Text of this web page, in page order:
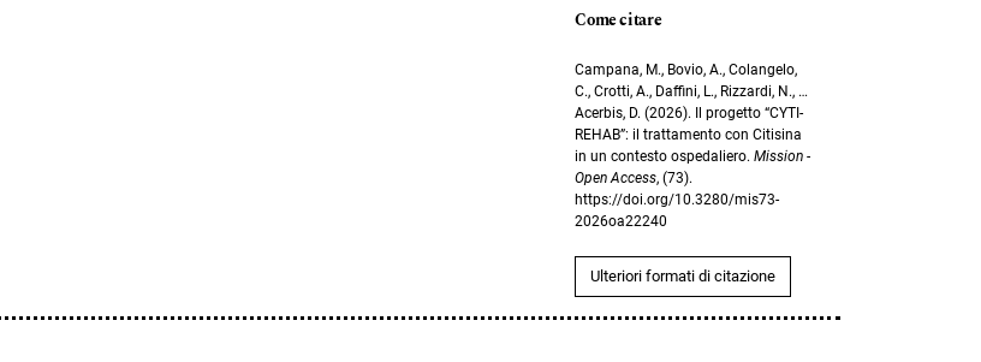
Come citare
Campana, M., Bovio, A., Colangelo,
C., Crotti, A., Daffini, L., Rizzardi, N., …
Acerbis, D. (2026). Il progetto “CYTI-
REHAB”: il trattamento con Citisina
in un contesto ospedaliero.Mission -
Open Access, (73).
https://doi.org/10.3280/mis73-
2026oa22240
Ulteriori formati di citazione